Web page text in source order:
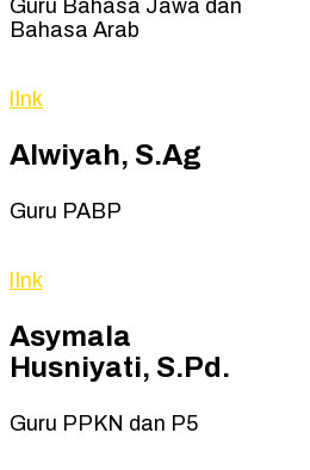
Guru Bahasa Jawa dan
Bahasa Arab
lInk
Alwiyah, S.Ag
Guru PABP
lInk
Asymala
Husniyati, S.Pd.
Guru PPKN dan P5